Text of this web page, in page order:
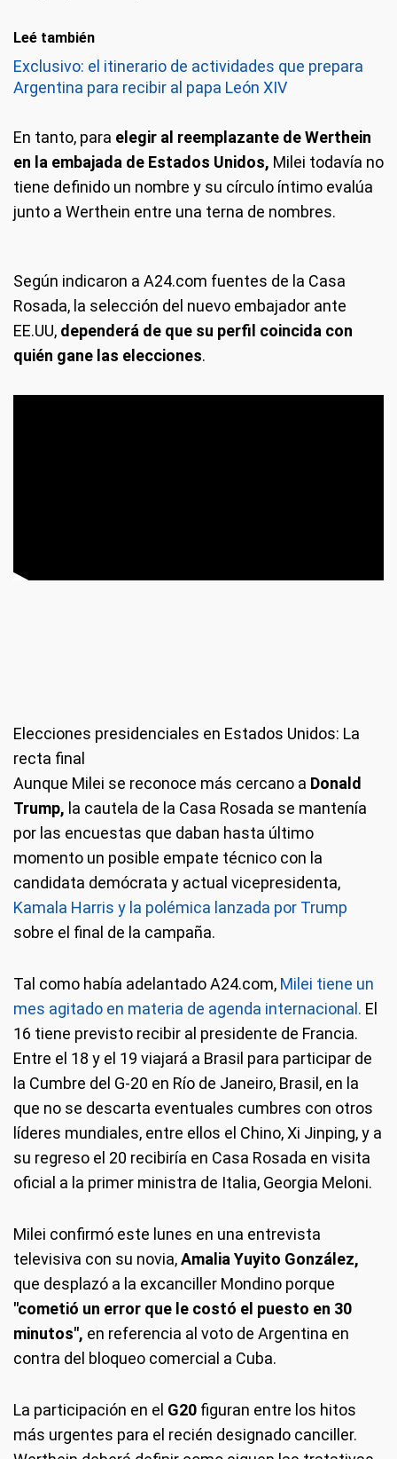
Leé también
Exclusivo: el itinerario de actividades que prepara
Argentina para recibir al papa León XIV
En tanto, para elegir al reemplazante de Werthein
en la embajada de Estados Unidos, Milei todavía no
tiene definido un nombre y su círculo íntimo evalúa
junto a Werthein entre una terna de nombres.
Según indicaron a A24.com fuentes de la Casa
Rosada, la selección del nuevo embajador ante
EE.UU, dependerá de que su perfil coincida con
quién gane las elecciones.
Elecciones presidenciales en Estados Unidos: La
recta final
Aunque Milei se reconoce más cercano a Donald
Trump, la cautela de la Casa Rosada se mantenía
por las encuestas que daban hasta último
momento un posible empate técnico con la
candidata demócrata y actual vicepresidenta,
Kamala Harris y la polémica lanzada por Trump
sobre el final de la campaña.
Tal como había adelantado A24.com, Milei tiene un
mes agitado en materia de agenda internacional. El
16 tiene previsto recibir al presidente de Francia.
Entre el 18 y el 19 viajará a Brasil para participar de
la Cumbre del G-20 en Río de Janeiro, Brasil, en la
que no se descarta eventuales cumbres con otros
líderes mundiales, entre ellos el Chino, Xi Jinping, y a
su regreso el 20 recibiría en Casa Rosada en visita
oficial a la primer ministra de Italia, Georgia Meloni.
Milei confirmó este lunes en una entrevista
televisiva con su novia,Amalia Yuyito González,
que desplazó a la excanciller Mondino porque
"cometió un error que le costó el puesto en 30
minutos", en referencia al voto de Argentina en
contra del bloqueo comercial a Cuba.
La participación en el G20 figuran entre los hitos
más urgentes para el recién designado canciller.